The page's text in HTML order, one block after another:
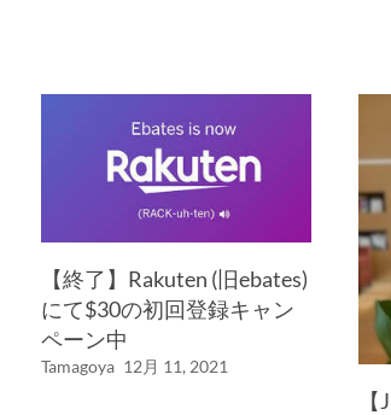
【終了】Rakuten (旧ebates)
にて$30の初回登録キャン
ペーン中
Tamagoya 12月 11, 2021